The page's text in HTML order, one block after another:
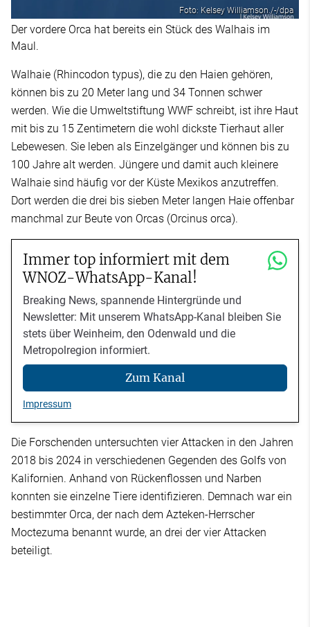
Foto: Kelsey Williamson./-/dpa
Der vordere Orca hat bereits ein Stück des Walhais im
Maul.
Walhaie (Rhincodon typus), die zu den Haien gehören,
können bis zu 20 Meter lang und 34 Tonnen schwer
werden. Wie die Umweltstiftung WWF schreibt, ist ihre Haut
mit bis zu 15 Zentimetern die wohl dickste Tierhaut aller
Lebewesen. Sie leben als Einzelgänger und können bis zu
100 Jahre alt werden. Jüngere und damit auch kleinere
Walhaie sind häufig vor der Küste Mexikos anzutreffen.
Dort werden die drei bis sieben Meter langen Haie offenbar
manchmal zur Beute von Orcas (Orcinus orca).
Immer top informiert mit dem
WNOZ-WhatsApp-Kanal!
Breaking News, spannende Hintergründe und
Newsletter: Mit unserem WhatsApp-Kanal bleiben Sie
stets über Weinheim, den Odenwald und die
Metropolregion informiert.
Zum Kanal
Impressum
Die Forschenden untersuchten vier Attacken in den Jahren
2018 bis 2024 in verschiedenen Gegenden des Golfs von
Kalifornien. Anhand von Rückenflossen und Narben
konnten sie einzelne Tiere identifizieren. Demnach war ein
bestimmter Orca, der nach dem Azteken-Herrscher
Moctezuma benannt wurde, an drei der vier Attacken
beteiligt.